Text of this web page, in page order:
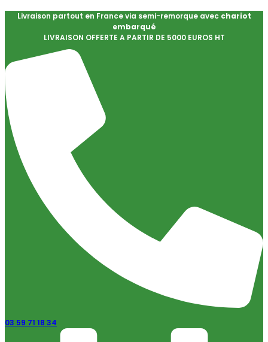
Livraison partout en France via semi-remorque avec chariot
embarqué
LIVRAISON OFFERTE A PARTIR DE 5000 EUROS HT
03 59 71 18 34